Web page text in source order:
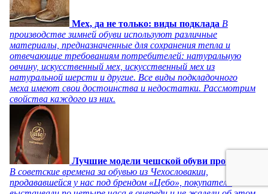
Мех, да не только: виды подклада В
производстве зимней обуви используют различные
материалы, предназначенные для сохранения тепла и
отвечающие требованиям потребителей: натуральную
овчину, искусственный мех, искусственный мех из
натуральной шерсти и другие. Все виды подкладочного
меха имеют свои достоинства и недостатки. Рассмотрим
свойства каждого из них.
Лучшие модели чешской обуви прошлого
В советские времена за обувью из Чехословакии,
продававшейся у нас под брендом «Цебо», покупатели